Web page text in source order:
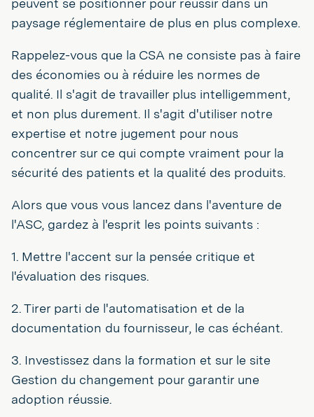
peuvent se positionner pour réussir dans un
paysage réglementaire de plus en plus complexe.
Rappelez-vous que la CSA ne consiste pas à faire
des économies ou à réduire les normes de
qualité. Il s'agit de travailler plus intelligemment,
et non plus durement. Il s'agit d'utiliser notre
expertise et notre jugement pour nous
concentrer sur ce qui compte vraiment pour la
sécurité des patients et la qualité des produits.
Alors que vous vous lancez dans l'aventure de
l'ASC, gardez à l'esprit les points suivants :
1. Mettre l'accent sur la pensée critique et
l'évaluation des risques.
2. Tirer parti de l'automatisation et de la
documentation du fournisseur, le cas échéant.
3. Investissez dans la formation et sur le site
Gestion du changement pour garantir une
adoption réussie.